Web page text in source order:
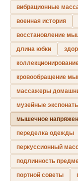
вибрационные
военная история
восстановление
длина юбки
кровообращение
массажеры
музейные
мышечное
переделка одежды
перкуссионный
подлинность
портной советы